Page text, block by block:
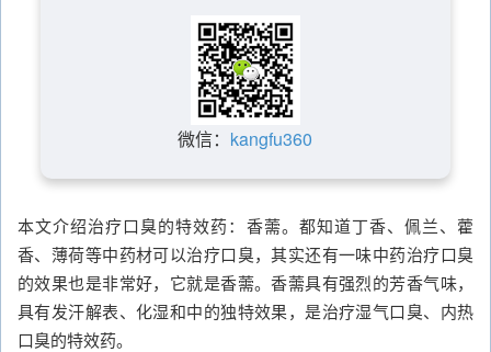
微信： kangfu360
本文介绍治疗口臭的特效药：香薷。都知道丁香、佩兰、藿
香、薄荷等中药材可以治疗口臭，其实还有一味中药治疗口臭
的效果也是非常好，它就是香薷。香薷具有强烈的芳香气味，
具有发汗解表、化湿和中的独特效果，是治疗湿气口臭、内热
口臭的特效药。